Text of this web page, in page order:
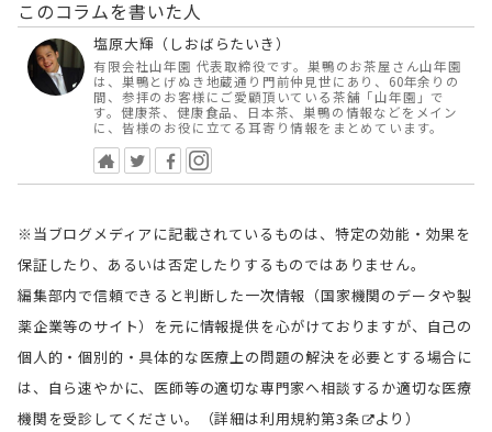
このコラムを書いた人
塩原大輝（しおばらたいき）
有限会社山年園 代表取締役です。巣鴨のお茶屋さん山年園
は、巣鴨とげぬき地蔵通り門前仲見世にあり、60年余りの
間、参拝のお客様にご愛顧頂いている茶舗「山年園」で
す。健康茶、健康食品、日本茶、巣鴨の情報などをメイン
に、皆様のお役に立てる耳寄り情報をまとめています。
※当ブログメディアに記載されているものは、特定の効能・効果を
保証したり、あるいは否定したりするものではありません。
編集部内で信頼できると判断した一次情報（国家機関のデータや製
薬企業等のサイト）を元に情報提供を心がけておりますが、自己の
個人的・個別的・具体的な医療上の問題の解決を必要とする場合に
は、自ら速やかに、医師等の適切な専門家へ相談するか適切な医療
機関を受診してください。（詳細は利用規約第3条 より）